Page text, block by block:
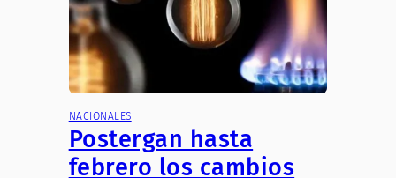
NACIONALES
Postergan hasta
febrero los cambios